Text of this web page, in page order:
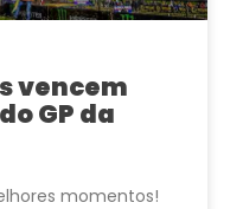
vencem
GP da
momentos!